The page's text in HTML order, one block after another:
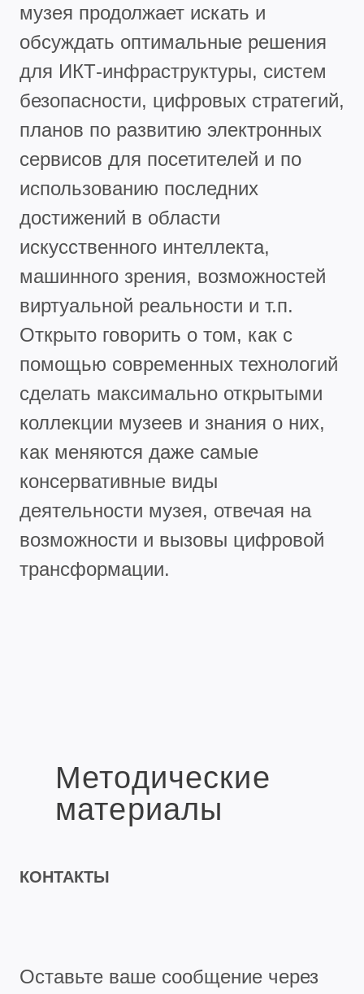
музея продолжает искать и
обсуждать оптимальные решения
для ИКТ-инфраструктуры, систем
безопасности, цифровых стратегий,
планов по развитию электронных
сервисов для посетителей и по
использованию последних
достижений в области
искусственного интеллекта,
машинного зрения, возможностей
виртуальной реальности и т.п.
Открыто говорить о том, как с
помощью современных технологий
сделать максимально открытыми
коллекции музеев и знания о них,
как меняются даже самые
консервативные виды
деятельности музея, отвечая на
возможности и вызовы цифровой
трансформации.
Методические
материалы
КОНТАКТЫ
Оставьте ваше сообщение через